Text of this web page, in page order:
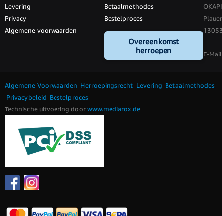
Levering
Privacy
Algemene voorwaarden
Betaalmethodes
Bestelproces
Overeenkomst
herroepen
E-
Algemene Voorwaarden Herroepingsrecht Levering Betaalmethodes
Privacybeleid Bestelproces
Technische uitvoering doorwww.mediarox.de